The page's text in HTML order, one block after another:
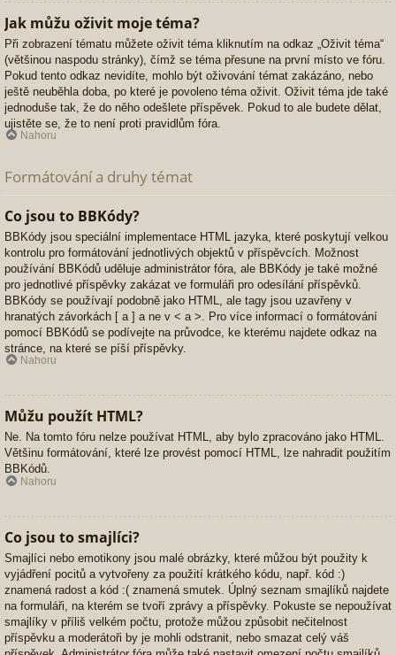
Jak můžu oživit moje téma?
Při zobrazení tématu můžete oživit téma kliknutím na odkaz „Oživit téma“
(většinou naspodu stránky), čímž se téma přesune na první místo ve fóru.
Pokud tento odkaz nevidíte, mohlo být oživování témat zakázáno, nebo
ještě neuběhla doba, po které je povoleno téma oživit. Oživit téma jde také
jednoduše tak, že do něho odešlete příspěvek. Pokud to ale budete dělat,
ujistěte se, že to není proti pravidlům fóra.
Nahoru
Formátování a druhy témat
Co jsou to BBKódy?
BBKódy jsou speciální implementace HTML jazyka, které poskytují velkou
kontrolu pro formátování jednotlivých objektů v příspěvcích. Možnost
používání BBKódů uděluje administrátor fóra, ale BBKódy je také možné
pro jednotlivé příspěvky zakázat ve formuláři pro odesílání příspěvků.
BBKódy se používají podobně jako HTML, ale tagy jsou uzavřeny v
hranatých závorkách [ a ] a ne v < a >. Pro více informací o formátování
pomocí BBKódů se podívejte na průvodce, ke kterému najdete odkaz na
stránce, na které se píší příspěvky.
Nahoru
Můžu použít HTML?
Ne. Na tomto fóru nelze používat HTML, aby bylo zpracováno jako HTML.
Většinu formátování, které lze provést pomocí HTML, lze nahradit použitím
BBKódů.
Nahoru
Co jsou to smajlíci?
Smajlíci nebo emotikony jsou malé obrázky, které můžou být použity k
vyjádření pocitů a vytvořeny za použití krátkého kódu, např. kód :)
znamená radost a kód :( znamená smutek. Úplný seznam smajlíků najdete
na formuláři, na kterém se tvoří zprávy a příspěvky. Pokuste se nepoužívat
smajlíky v příliš velkém počtu, protože můžou způsobit nečitelnost
příspěvku a moderátoři by je mohli odstranit, nebo smazat celý váš